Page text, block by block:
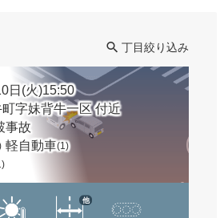
丁目絞り込み
日(火)15:50
字妹背牛一区 付近
事故
軽自動車(1)
他